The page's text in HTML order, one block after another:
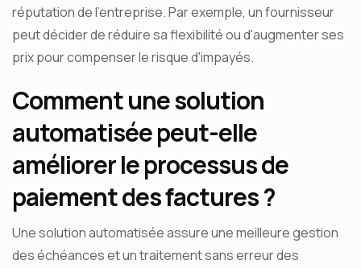
réputation de l'entreprise. Par exemple, un fournisseur
peut décider de réduire sa flexibilité ou d'augmenter ses
prix pour compenser le risque d'impayés.
Comment une solution
automatisée peut-elle
améliorer le processus de
paiement des factures ?
Une solution automatisée assure une meilleure gestion
des échéances et un traitement sans erreur des